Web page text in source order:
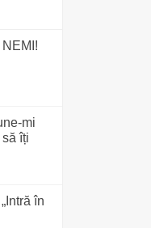
mi
îți
în